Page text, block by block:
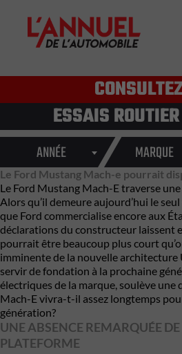
ESSAIS ROUTIER
ANNÉE MARQUE
Le Ford Mustang Mach-e pourrait
Le Ford Mustang Mach-E traverse
Alors qu’il demeure aujourd’hui le
que Ford commercialise encore aux
déclarations du constructeur laissent
pourrait être beaucoup plus court
imminente de la nouvelle architecture
servir de fondation à la prochaine
électriques de la marque, soulève
Mach-E vivra-t-il assez longtemps
génération?
UNE ABSENCE REMARQUÉE
PLATEFORME